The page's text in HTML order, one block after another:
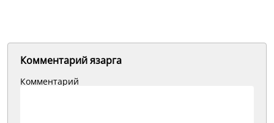
Комментарий язарга
Комментарий